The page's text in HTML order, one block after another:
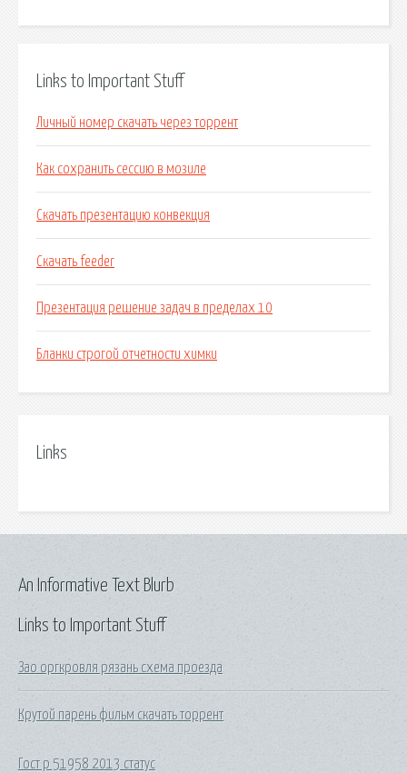
Links to Important Stuff
Личный номер скачать через торрент
Как сохранить сессию в мозиле
Скачать презентацию конвекция
Скачать feeder
Презентация решение задач в пределах 10
Бланки строгой отчетности химки
Links
Links to Important Stuff
Зао оргкровля рязань схема проезда
Крутой парень фильм скачать торрент
Гост р 51958 2013 статус
An Informative Text Blurb